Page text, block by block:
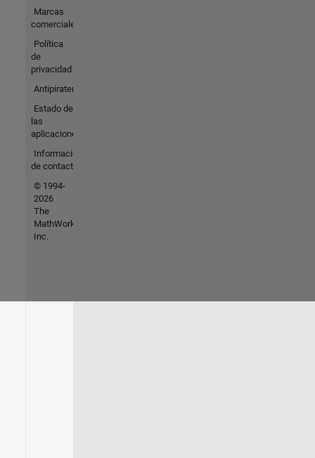
Marcas
comerciales
Política
de
privacidad
Antipiratería
Estado de
las
aplicaciones
Información
de contacto
© 1994-
2026
The
MathWorks,
Inc.